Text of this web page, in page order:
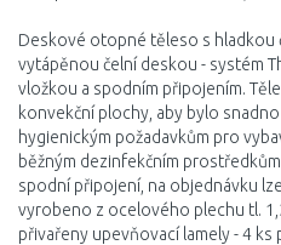
Deskové otopné těleso s hladkou
vytápěnou čelní deskou - systém
vložkou a spodním připojením.
konvekční plochy, aby bylo
hygienickým požadavkům pro
běžným dezinfekčním
spodní připojení, na objednávku
vyrobeno z ocelového plechu tl.
přivařeny upevňovací lamely - 4